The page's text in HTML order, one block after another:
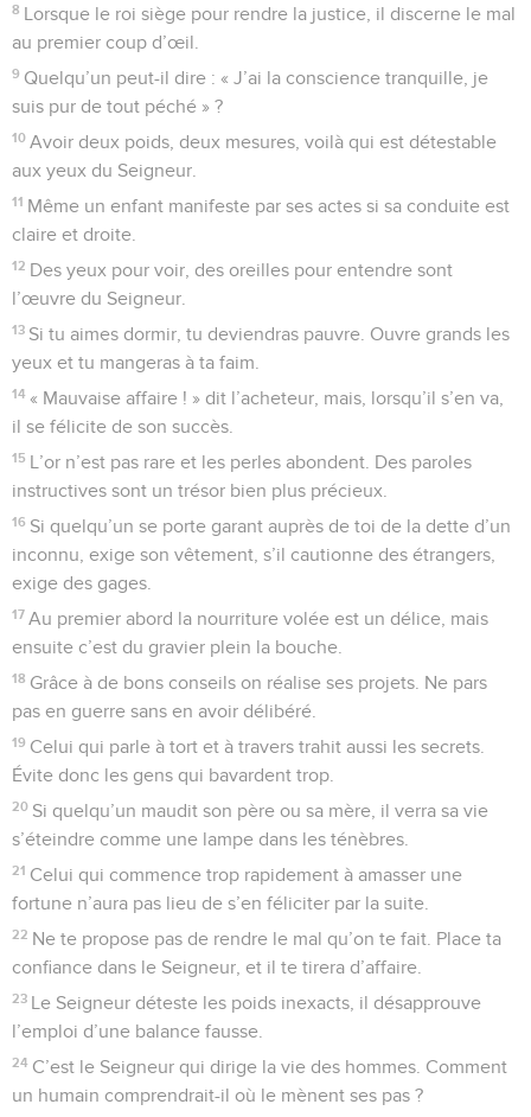
8 Lorsque le roi siège pour rendre la justice, il discerne le mal
au premier coup d’œil.
9 Quelqu’un peut-il dire : « J’ai la conscience tranquille, je
suis pur de tout péché » ?
10 Avoir deux poids, deux mesures, voilà qui est détestable
aux yeux du Seigneur.
11 Même un enfant manifeste par ses actes si sa conduite est
claire et droite.
12 Des yeux pour voir, des oreilles pour entendre sont
l’œuvre du Seigneur.
13 Si tu aimes dormir, tu deviendras pauvre. Ouvre grands les
yeux et tu mangeras à ta faim.
14 « Mauvaise affaire ! » dit l’acheteur, mais, lorsqu’il s’en va,
il se félicite de son succès.
15 L’or n’est pas rare et les perles abondent. Des paroles
instructives sont un trésor bien plus précieux.
16 Si quelqu’un se porte garant auprès de toi de la dette d’un
inconnu, exige son vêtement, s’il cautionne des étrangers,
exige des gages.
17 Au premier abord la nourriture volée est un délice, mais
ensuite c’est du gravier plein la bouche.
18 Grâce à de bons conseils on réalise ses projets. Ne pars
pas en guerre sans en avoir délibéré.
19 Celui qui parle à tort et à travers trahit aussi les secrets.
Évite donc les gens qui bavardent trop.
20 Si quelqu’un maudit son père ou sa mère, il verra sa vie
s’éteindre comme une lampe dans les ténèbres.
21 Celui qui commence trop rapidement à amasser une
fortune n’aura pas lieu de s’en féliciter par la suite.
22 Ne te propose pas de rendre le mal qu’on te fait. Place ta
confiance dans le Seigneur, et il te tirera d’affaire.
23 Le Seigneur déteste les poids inexacts, il désapprouve
l’emploi d’une balance fausse.
24 C’est le Seigneur qui dirige la vie des hommes. Comment
un humain comprendrait-il où le mènent ses pas ?